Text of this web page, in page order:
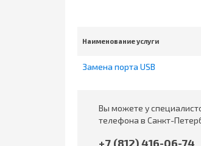
Наименование услуги
Замена порта USB
Вы можете у
телефона в Санкт-
+7 (812) 416-06-74